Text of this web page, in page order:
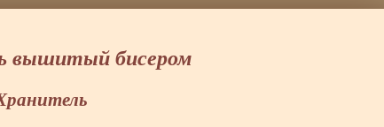
вышитый бисером